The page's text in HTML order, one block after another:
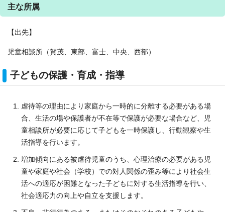
主な所属
【出先】
児童相談所（賀茂、東部、富士、中央、西部）
子どもの保護・育成・指導
虐待等の理由により家庭から一時的に分離する必要がある場
合、生活の場や保護者が不在等で保護が必要な場合など、児
童相談所が必要に応じて子どもを一時保護し、行動観察や生
活指導を行います。
増加傾向にある被虐待児童のうち、心理治療の必要がある児
童や家庭や社会（学校）での対人関係の歪み等により社会生
活への適応が困難となった子どもに対する生活指導を行い、
社会適応力の向上や自立を支援します。